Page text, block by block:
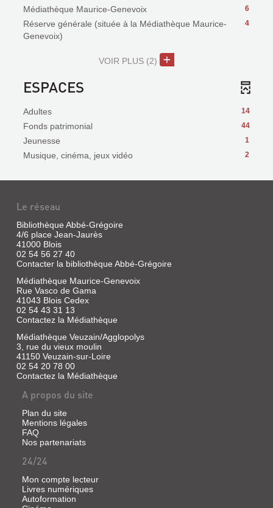
6
Médiathèque Maurice-Genevoix
4
Réserve générale (située à la Médiathèque Maurice-
Genevoix)
VOIR PLUS (2)
ESPACES
14
Adultes
44
Fonds patrimonial
1
Jeunesse
2
Musique, cinéma, jeux vidéo
Le réseau
Bibliothèque Abbé-Grégoire
4/6 place Jean-Jaurès
41000 Blois
02 54 56 27 40
Contacter la bibliothèque Abbé-Grégoire
Médiathèque Maurice-Genevoix
Rue Vasco de Gama
41043 Blois Cedex
02 54 43 31 13
Contactez la Médiathèque
Médiathèque Veuzain/Agglopolys
3, rue du vieux moulin
41150 Veuzain-sur-Loire
02 54 20 78 00
Contactez la Médiathèque
A propos du site
Plan du site
Mentions légales
FAQ
Nos partenariats
24/24
Mon compte lecteur
Livres numériques
Autoformation